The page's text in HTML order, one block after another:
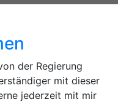
der Regierung
mit dieser
jederzeit mit mir